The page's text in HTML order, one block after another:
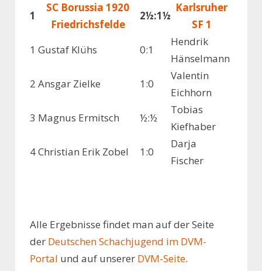
1
SC Borussia 1920
Friedrichsfelde
2½:1½
Karlsruher
SF 1
1 Gustaf Klühs 0:1
Hendrik
Hänselmann
2 Ansgar Zielke 1:0
Valentin
Eichhorn
3 Magnus Ermitsch ½:½
Tobias
Kiefhaber
4Christian Erik Zobel 1:0
Darja
Fischer
Alle Ergebnisse findet man auf der Seite
der Deutschen Schachjugend im DVM-
Portal und auf unserer DVM-Seite.